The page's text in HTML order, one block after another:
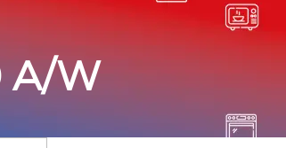
A/W